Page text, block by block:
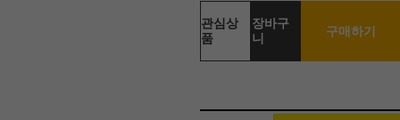
관심상
품
장바구
니
구매하기